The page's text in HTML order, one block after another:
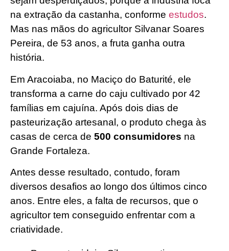
na extração da castanha, conforme estudos.
Mas nas mãos do agricultor Silvanar Soares
Pereira, de 53 anos, a fruta ganha outra
história.
Em Aracoiaba, no Maciço do Baturité, ele
transforma a carne do caju cultivado por 42
famílias em cajuína. Após dois dias de
pasteurização artesanal, o produto chega às
casas de cerca de 500 consumidores na
Grande Fortaleza.
Antes desse resultado, contudo, foram
diversos desafios ao longo dos últimos cinco
anos. Entre eles, a falta de recursos, que o
agricultor tem conseguido enfrentar com a
criatividade.